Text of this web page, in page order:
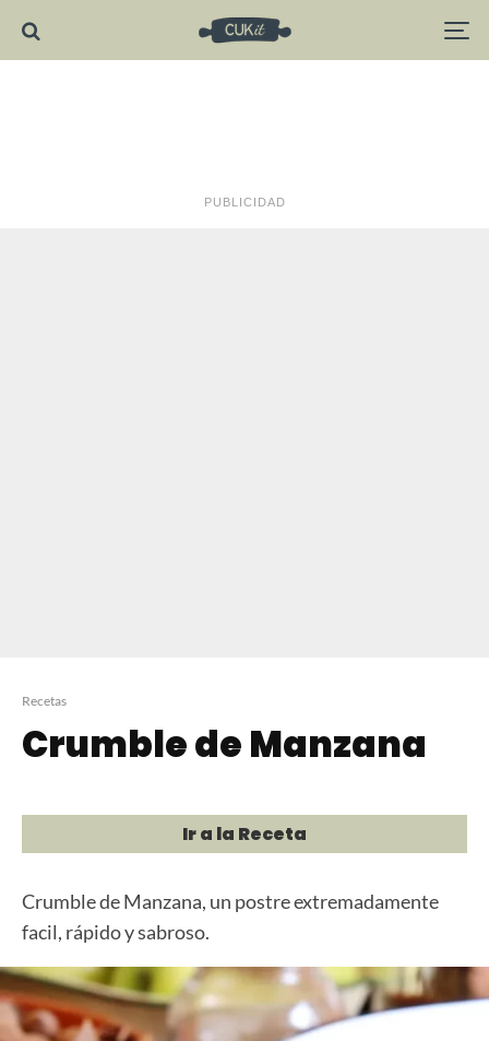
PUBLICIDAD
Recetas
Crumble de Manzana
Ir a la Receta
Crumble de Manzana, un postre extremadamente
facil, rápido y sabroso.